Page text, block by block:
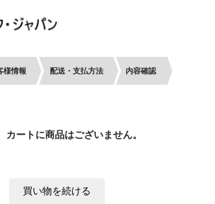
様情報 配送・支払方法 内容確認
カートに商品はございません。